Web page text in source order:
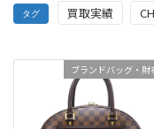
タグ 買取実績
ブランドバッグ・財